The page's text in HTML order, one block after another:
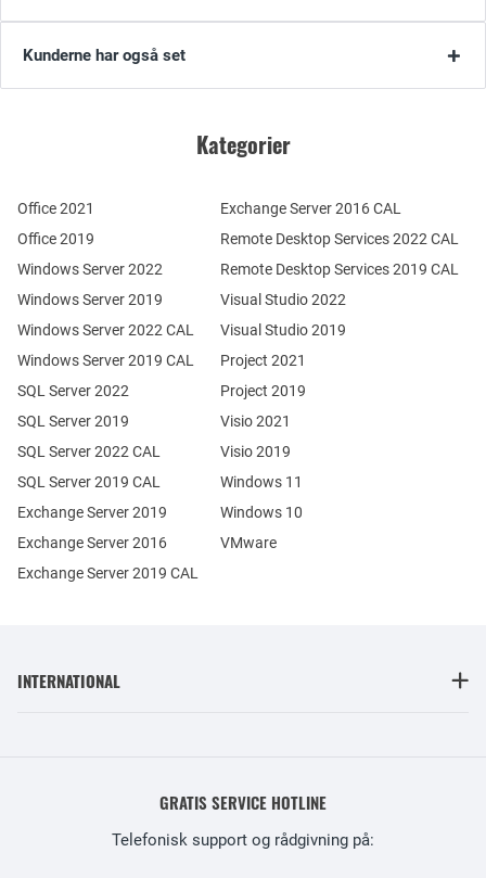
Kunderne har også set
Kategorier
Office 2021
Office 2019
Windows Server 2022
Windows Server 2019
Exchange Server 2019
Exchange Server 2016
SQL Server 2022
SQL Server 2019
Windows Server 2022 CAL
Windows Server 2019 CAL
SQL Server 2022 CAL
SQL Server 2019 CAL
Remote Desktop Services 2022 CAL
Remote Desktop Services 2019 CAL
Exchange Server 2019 CAL
Exchange Server 2016 CAL
Visual Studio 2022
Visual Studio 2019
Project 2021
Project 2019
Visio 2021
Visio 2019
Windows 11
Windows 10
VMware
INTERNATIONAL
GRATIS SERVICE HOTLINE
Telefonisk support og rådgivning på: